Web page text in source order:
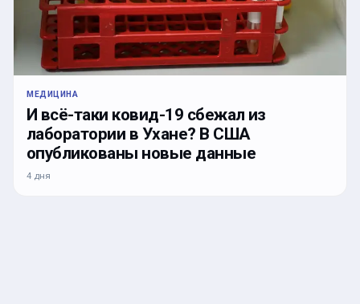
МЕДИЦИНА
И всё-таки ковид-19 сбежал из
лаборатории в Ухане? В США
опубликованы новые данные
4 дня